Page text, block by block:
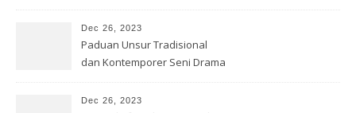
Dec 26, 2023
Paduan Unsur Tradisional
dan Kontemporer Seni Drama
Dec 26, 2023